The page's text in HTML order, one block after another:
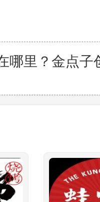
哪里？金点子